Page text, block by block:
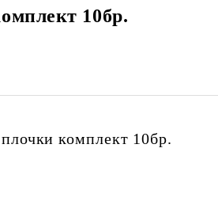
10бр.
комплект 10бр.